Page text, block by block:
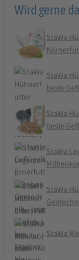
Wird gerne
StaWa
StaWa
beste
StaWa
beste
StaWa
StaWa
StaWa